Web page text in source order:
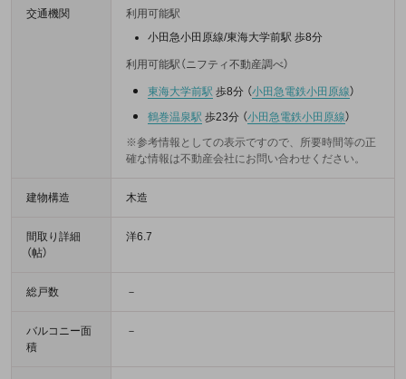
交通機関
利用可能駅
小田急小田原線/東海大学前駅 歩8分
利用可能駅（ニフティ不動産調べ）
東海大学前駅 歩8分 （小田急電鉄小田原線）
鶴巻温泉駅 歩23分 （小田急電鉄小田原線）
※参考情報としての表示ですので、所要時間等の正
確な情報は不動産会社にお問い合わせください。
建物構造 木造
間取り詳細
（帖）
洋6.7
総戸数 －
バルコニー面
積
－